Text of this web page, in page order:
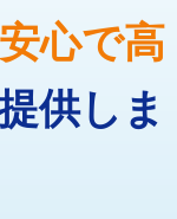
場見積
円
円～
心で高
供しま